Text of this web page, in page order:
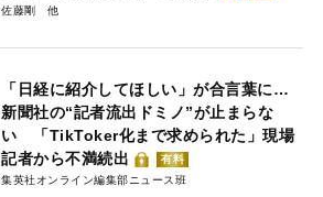
佐藤剛
「日経に紹介してほしい」が合言葉に…
新聞社の“記者流出ドミノ”が止まらな
い 「TikToker化まで求められた」現場
記者から不満続出
有料
集英社オンライン編集部ニュース班